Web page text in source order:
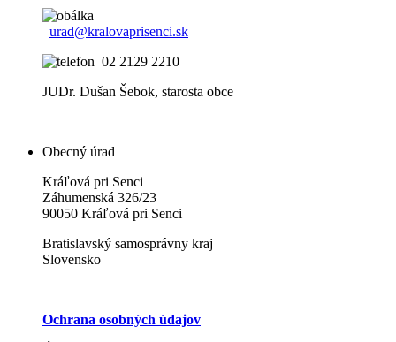
urad@kralovaprisenci.sk
02 2129 2210
JUDr. Dušan Šebok, starosta obce
Obecný úrad
Kráľová pri Senci
Záhumenská 326/23
90050 Kráľová pri Senci
Bratislavský samosprávny kraj
Slovensko
Ochrana osobných údajov